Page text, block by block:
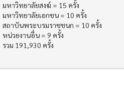
มหาวิทยาลัยสงฆ์ = 15 ครั้ง
มหาวิทยาลัยเอกชน = 10 ครั้ง
สถาบันพระบรมราชชนก = 10 ครั้ง
หน่วยงานอื่น = 9 ครั้ง
รวม 191,930 ครั้ง